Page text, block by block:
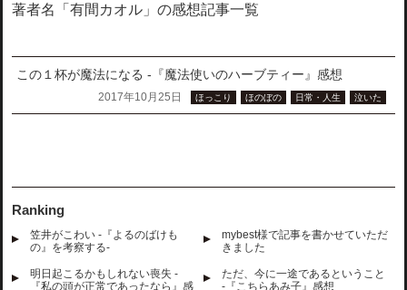
著者名「有間カオル」の感想記事一覧
この１杯が魔法になる -『魔法使いのハーブティー』感想
2017年10月25日 ほっこり ほのぼの 日常・人生 泣いた
Ranking
笠井がこわい -『よるのばけも
の』を考察する-
mybest様で記事を書かせていただ
きました
明日起こるかもしれない喪失 -
『私の頭が正常であったなら』感
ただ、今に一途であるということ
-『こちらあみ子』感想